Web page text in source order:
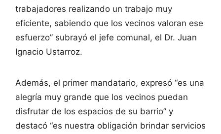
trabajadores realizando un trabajo muy
eficiente, sabiendo que los vecinos valoran ese
esfuerzo” subrayó el jefe comunal, el Dr. Juan
Ignacio Ustarroz.
Además, el primer mandatario, expresó “es una
alegría muy grande que los vecinos puedan
disfrutar de los espacios de su barrio” y
destacó “es nuestra obligación brindar servicios